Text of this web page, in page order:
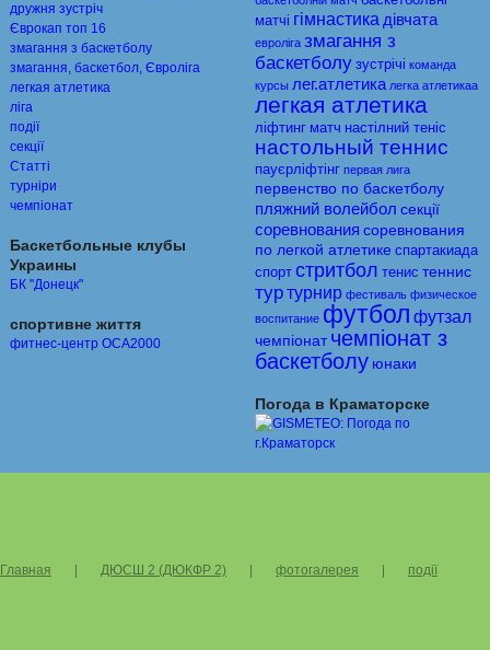
дружня зустріч
Єврокап топ 16
змагання з баскетболу
змагання, баскетбол, Євроліга
легкая атлетика
ліга
події
секції
Статті
турніри
чемпіонат
Баскетбольные клубы
Украины
БК "Донецк"
спортивне життя
фитнес-центр ОСА2000
матчі гімнастика дівчата
евролiга змагання з
баскетболу зустрічі команда
курсы лег.атлетика легка атлетикаа
легкая атлетика
ліфтинг матч настiлний тенiс
настольный теннис
пауєрліфтінг первая лига
первенство по баскетболу
пляжний волейбол секції
соревнования соревнования
по легкой атлетике спартакиада
спорт стритбол тенис теннис
туртурнир фестиваль физическое
воспитание футбол футзал
чемпіонат чемпіонат з
баскетболу юнаки
Погода в Краматорске
Главная ДЮСШ 2 (ДЮКФР 2) фотогалерея події